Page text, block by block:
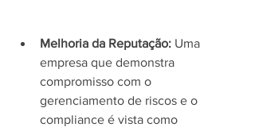
Melhoria da Reputação: Uma
empresa que demonstra
compromisso com o
gerenciamento de riscos e o
compliance é vista como